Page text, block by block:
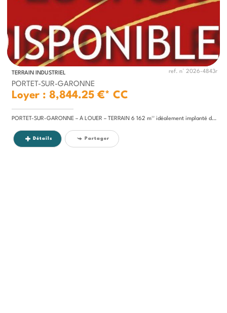
TERRAIN INDUSTRIEL ref. n° 2026-4843r
PORTET-SUR-GARONNE
Loyer : 8,844.25 €* CC
PORTET-SUR-GARONNE – À LOUER – TERRAIN 6 162 m²² idéalement implanté dans un secteur dynamique, aux portes de Toulouse,...
Détails Partager